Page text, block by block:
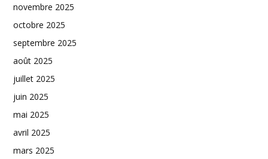
novembre 2025
octobre 2025
septembre 2025
août 2025
juillet 2025
juin 2025
mai 2025
avril 2025
mars 2025